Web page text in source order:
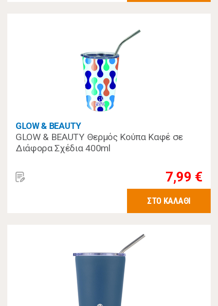
GLOW & BEAUTY
GLOW & BEAUTY Θερμός Κούπα Καφέ σε
Διάφορα Σχέδια 400ml
7,99 €
ΣΤΟ ΚΑΛΑΘΙ